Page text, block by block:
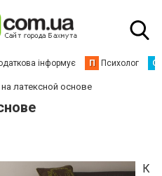
інформує П Психолог С
латексной основе
К